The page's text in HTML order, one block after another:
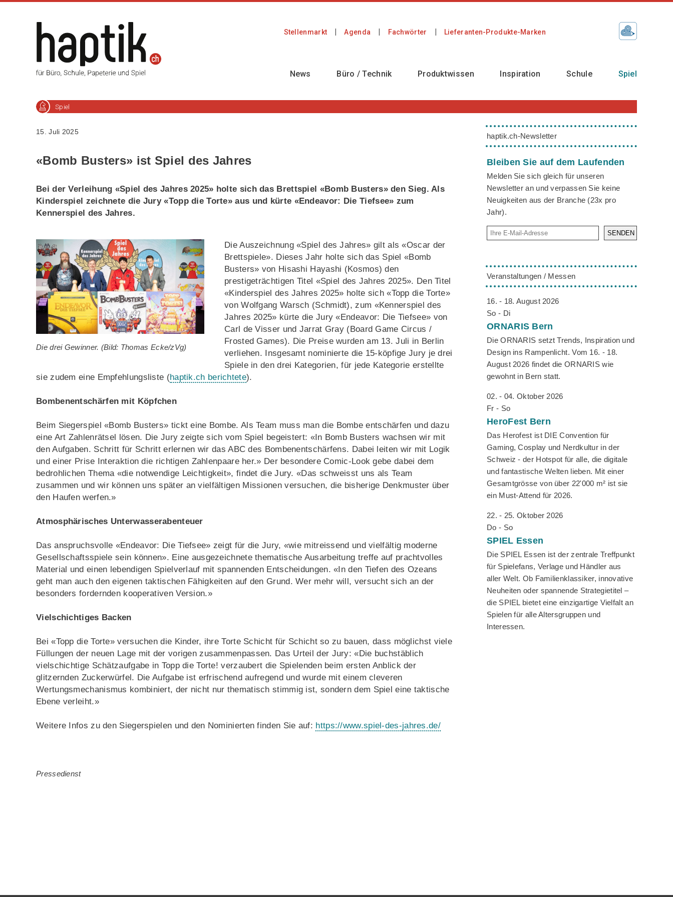
Stellenmarkt Agenda Fachwörter Lieferanten-Produkte-Marken
News Büro / Technik Produktwissen Inspiration Schule Spiel
Spiel
15. Juli 2025
«Bomb Busters» ist Spiel des Jahres
Bei der Verleihung «Spiel des Jahres 2025» holte sich das Brettspiel «Bomb Busters» den Sieg. Als
Kinderspiel zeichnete die Jury «Topp die Torte» aus und kürte «Endeavor: Die Tiefsee» zum
Kennerspiel des Jahres.
Die drei Gewinner. (Bild: Thomas Ecke/zVg)
Die Auszeichnung «Spiel des Jahres» gilt als «Oscar der
Brettspiele». Dieses Jahr holte sich das Spiel «Bomb
Busters» von Hisashi Hayashi (Kosmos) den
prestigeträchtigen Titel «Spiel des Jahres 2025». Den Titel
«Kinderspiel des Jahres 2025» holte sich «Topp die Torte»
von Wolfgang Warsch (Schmidt), zum «Kennerspiel des
Jahres 2025» kürte die Jury «Endeavor: Die Tiefsee» von
Carl de Visser und Jarrat Gray (Board Game Circus /
Frosted Games). Die Preise wurden am 13. Juli in Berlin
verliehen. Insgesamt nominierte die 15-köpfige Jury je drei
Spiele in den drei Kategorien, für jede Kategorie erstellte
sie zudem eine Empfehlungsliste (haptik.ch berichtete).
Bombenentschärfen mit Köpfchen
Beim Siegerspiel «Bomb Busters» tickt eine Bombe. Als Team muss man die Bombe entschärfen und dazu
eine Art Zahlenrätsel lösen. Die Jury zeigte sich vom Spiel begeistert: «In Bomb Busters wachsen wir mit
den Aufgaben. Schritt für Schritt erlernen wir das ABC des Bombenentschärfens. Dabei leiten wir mit Logik
und einer Prise Interaktion die richtigen Zahlenpaare her.» Der besondere Comic-Look gebe dabei dem
bedrohlichen Thema «die notwendige Leichtigkeit», findet die Jury. «Das schweisst uns als Team
zusammen und wir können uns später an vielfältigen Missionen versuchen, die bisherige Denkmuster über
den Haufen werfen.»
Atmosphärisches Unterwasserabenteuer
Das anspruchsvolle «Endeavor: Die Tiefsee» zeigt für die Jury, «wie mitreissend und vielfältig moderne
Gesellschaftsspiele sein können». Eine ausgezeichnete thematische Ausarbeitung treffe auf prachtvolles
Material und einen lebendigen Spielverlauf mit spannenden Entscheidungen. «In den Tiefen des Ozeans
geht man auch den eigenen taktischen Fähigkeiten auf den Grund. Wer mehr will, versucht sich an der
besonders fordernden kooperativen Version.»
Vielschichtiges Backen
Bei «Topp die Torte» versuchen die Kinder, ihre Torte Schicht für Schicht so zu bauen, dass möglichst viele
Füllungen der neuen Lage mit der vorigen zusammenpassen. Das Urteil der Jury: «Die buchstäblich
vielschichtige Schätzaufgabe in Topp die Torte! verzaubert die Spielenden beim ersten Anblick der
glitzernden Zuckerwürfel. Die Aufgabe ist erfrischend aufregend und wurde mit einem cleveren
Wertungsmechanismus kombiniert, der nicht nur thematisch stimmig ist, sondern dem Spiel eine taktische
Ebene verleiht.»
Weitere Infos zu den Siegerspielen und den Nominierten finden Sie auf: https://www.spiel-des-jahres.de/
Pressedienst
haptik.ch-Newsletter
Bleiben Sie auf dem Laufenden
Melden Sie sich gleich für unseren
Newsletter an und verpassen Sie keine
Neuigkeiten aus der Branche (23x pro
Jahr).
SENDEN
Veranstaltungen / Messen
16. - 18. August 2026
So - Di
ORNARIS Bern
Die ORNARIS setzt Trends, Inspiration und
Design ins Rampenlicht. Vom 16. - 18.
August 2026 findet die ORNARIS wie
gewohnt in Bern statt.
02. - 04. Oktober 2026
Fr - So
HeroFest Bern
Das Herofest ist DIE Convention für
Gaming, Cosplay und Nerdkultur in der
Schweiz - der Hotspot für alle, die digitale
und fantastische Welten lieben. Mit einer
Gesamtgrösse von über 22'000 m² ist sie
ein Must-Attend für 2026.
22. - 25. Oktober 2026
Do - So
SPIEL Essen
Die SPIEL Essen ist der zentrale Treffpunkt
für Spielefans, Verlage und Händler aus
aller Welt. Ob Familienklassiker, innovative
Neuheiten oder spannende Strategietitel –
die SPIEL bietet eine einzigartige Vielfalt an
Spielen für alle Altersgruppen und
Interessen.